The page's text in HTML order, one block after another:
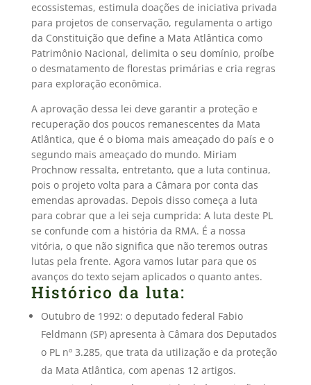
ecossistemas, estimula doações de iniciativa privada
para projetos de conservação, regulamenta o artigo
da Constituição que define a Mata Atlântica como
Patrimônio Nacional, delimita o seu domínio, proíbe
o desmatamento de florestas primárias e cria regras
para exploração econômica.
A aprovação dessa lei deve garantir a proteção e
recuperação dos poucos remanescentes da Mata
Atlântica, que é o bioma mais ameaçado do país e o
segundo mais ameaçado do mundo. Miriam
Prochnow ressalta, entretanto, que a luta continua,
pois o projeto volta para a Câmara por conta das
emendas aprovadas. Depois disso começa a luta
para cobrar que a lei seja cumprida: A luta deste PL
se confunde com a história da RMA. É a nossa
vitória, o que não significa que não teremos outras
lutas pela frente. Agora vamos lutar para que os
avanços do texto sejam aplicados o quanto antes.
Histórico da luta:
Outubro de 1992: o deputado federal Fabio
Feldmann (SP) apresenta à Câmara dos Deputados
o PL nº 3.285, que trata da utilização e da proteção
da Mata Atlântica, com apenas 12 artigos.